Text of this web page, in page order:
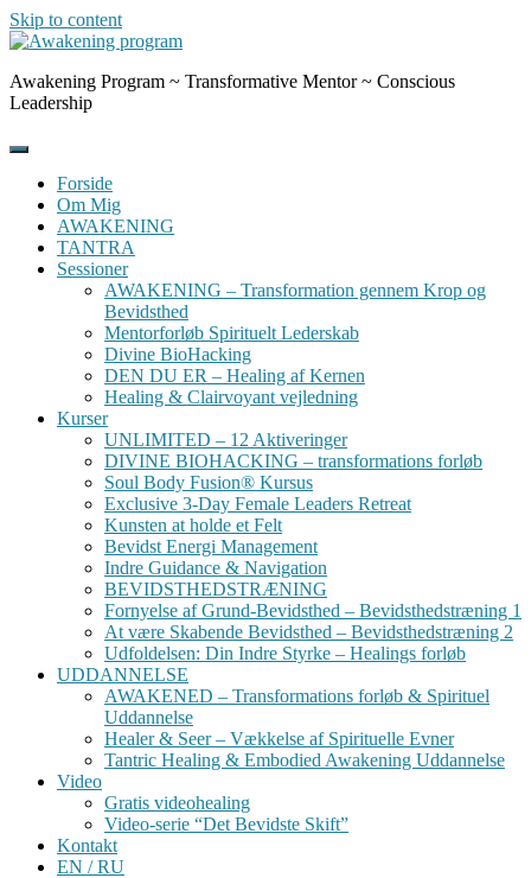
Skip to content
Awakening Program ~ Transformative Mentor ~ Conscious
Leadership
Forside
Om Mig
AWAKENING
TANTRA
Sessioner
AWAKENING – Transformation gennem Krop og
Bevidsthed
Mentorforløb Spirituelt Lederskab
Divine BioHacking
DEN DU ER – Healing af Kernen
Healing & Clairvoyant vejledning
Kurser
UNLIMITED – 12 Aktiveringer
DIVINE BIOHACKING – transformations forløb
Soul Body Fusion® Kursus
Exclusive 3-Day Female Leaders Retreat
Kunsten at holde et Felt
Bevidst Energi Management
Indre Guidance & Navigation
BEVIDSTHEDSTRÆNING
Fornyelse af Grund-Bevidsthed – Bevidsthedstræning 1
At være Skabende Bevidsthed – Bevidsthedstræning 2
Udfoldelsen: Din Indre Styrke – Healings forløb
UDDANNELSE
AWAKENED – Transformations forløb & Spirituel
Uddannelse
Healer & Seer – Vækkelse af Spirituelle Evner
Tantric Healing & Embodied Awakening Uddannelse
Video
Gratis videohealing
Video-serie “Det Bevidste Skift”
Kontakt
EN / RU